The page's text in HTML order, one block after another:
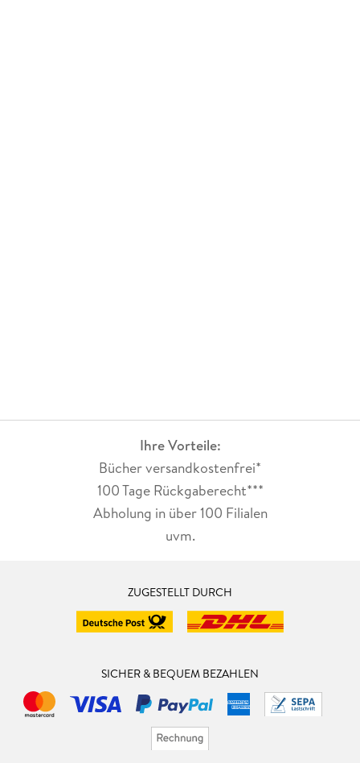
Ihre Vorteile:
Bücher versandkostenfrei*
100 Tage Rückgaberecht***
Abholung in über 100 Filialen
uvm.
ZUGESTELLT DURCH
SICHER & BEQUEM BEZAHLEN